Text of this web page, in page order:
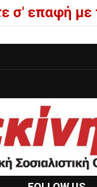
σ' επαφή με